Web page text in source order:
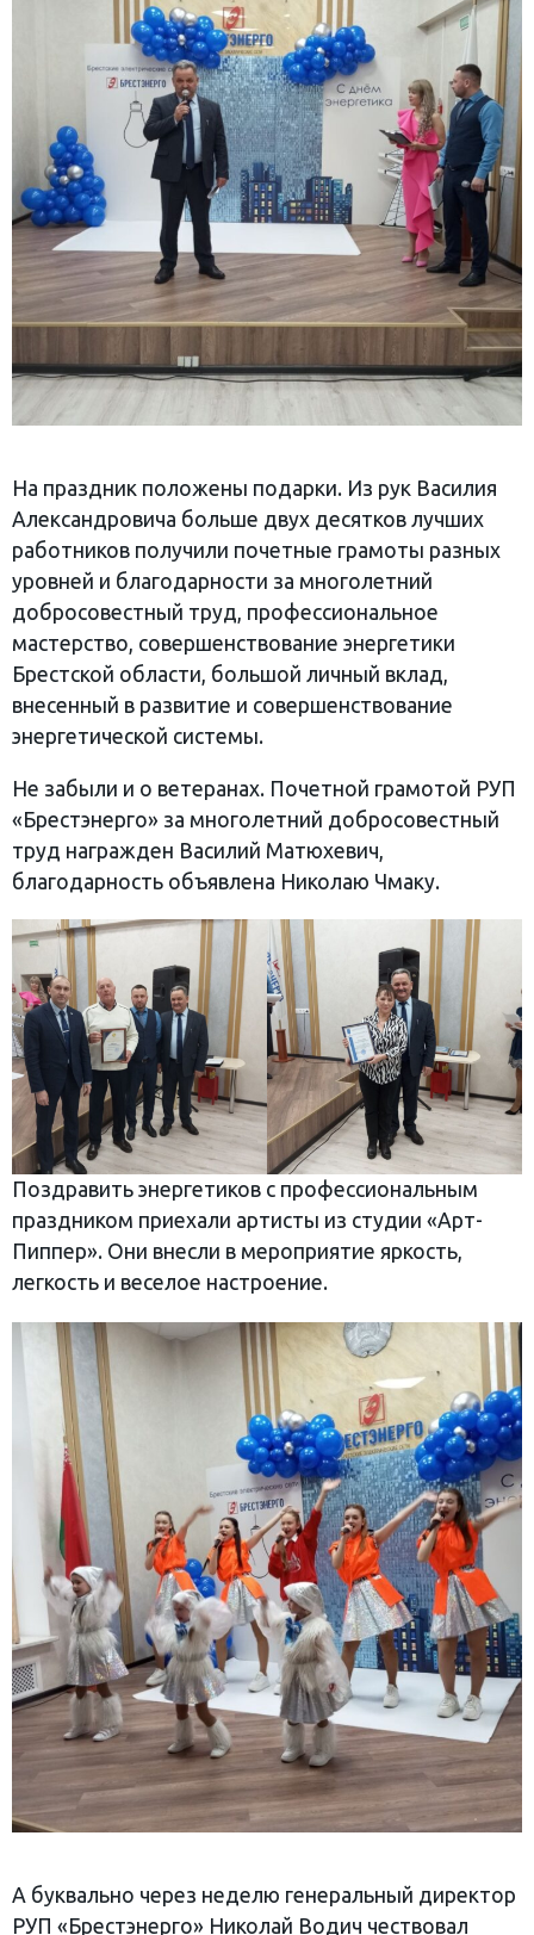
На праздник положены подарки. Из рук Василия
Александровича больше двух десятков лучших
работников получили почетные грамоты разных
уровней и благодарности за многолетний
добросовестный труд, профессиональное
мастерство, совершенствование энергетики
Брестской области, большой личный вклад,
внесенный в развитие и совершенствование
энергетической системы.
Не забыли и о ветеранах. Почетной грамотой РУП
«Брестэнерго» за многолетний добросовестный
труд награжден Василий Матюхевич,
благодарность объявлена Николаю Чмаку.
Поздравить энергетиков с профессиональным
праздником приехали артисты из студии «Арт-
Пиппер». Они внесли в мероприятие яркость,
легкость и веселое настроение.
А буквально через неделю генеральный директор
РУП «Брестэнерго» Николай Водич чествовал